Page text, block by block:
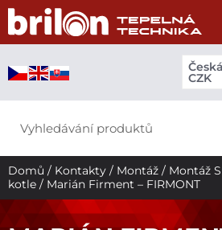
Přeskočit
obsah
CZK
Domů / Kontakty / Montáž / Montáž
kotle / Marián Firment – FIRMONT